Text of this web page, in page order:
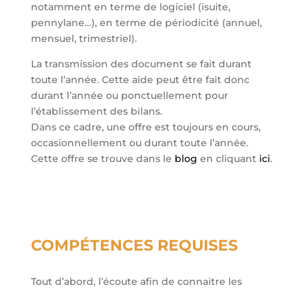
notamment en terme de logiciel (isuite,
pennylane…), en terme de périodicité (annuel,
mensuel, trimestriel).
La transmission des document se fait durant
toute l’année. Cette aide peut être fait donc
durant l’année ou ponctuellement pour
l’établissement des bilans.
Dans ce cadre, une offre est toujours en cours,
occasionnellement ou durant toute l’année.
Cette offre se trouve dans le blog en cliquant ici.
COMPÉTENCES REQUISES
Tout d’abord, l’écoute afin de connaitre les